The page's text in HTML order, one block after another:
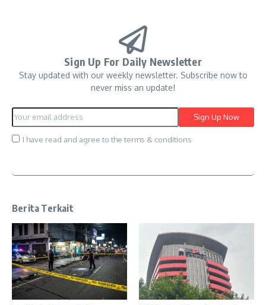
Sign Up For Daily Newsletter
Stay updated with our weekly newsletter. Subscribe now to
never miss an update!
I have read and agree to the terms & conditions
Berita Terkait